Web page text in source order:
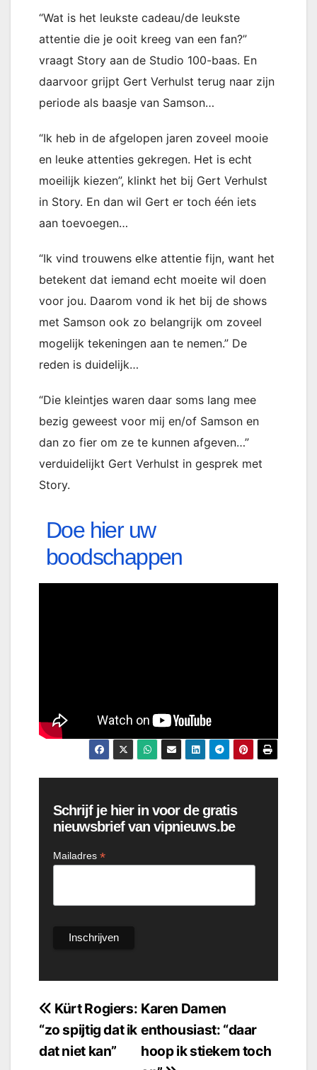
“Wat is het leukste cadeau/de leukste
attentie die je ooit kreeg van een fan?”
vraagt Story aan de Studio 100-baas. En
daarvoor grijpt Gert Verhulst terug naar zijn
periode als baasje van Samson…
“Ik heb in de afgelopen jaren zoveel mooie
en leuke attenties gekregen. Het is echt
moeilijk kiezen”, klinkt het bij Gert Verhulst
in Story. En dan wil Gert er toch één iets
aan toevoegen…
“Ik vind trouwens elke attentie fijn, want het
betekent dat iemand echt moeite wil doen
voor jou. Daarom vond ik het bij de shows
met Samson ook zo belangrijk om zoveel
mogelijk tekeningen aan te nemen.” De
reden is duidelijk…
“Die kleintjes waren daar soms lang mee
bezig geweest voor mij en/of Samson en
dan zo fier om ze te kunnen afgeven…”
verduidelijkt Gert Verhulst in gesprek met
Story.
Doe hier uw
boodschappen
Schrijf je hier in voor de gratis
nieuwsbrief van vipnieuws.be
Mailadres *
Bericht
navigatie
Karen Damen
enthousiast: “daar
hoop ik stiekem toch
Kürt Rogiers:
“zo spijtig dat ik
dat niet kan”